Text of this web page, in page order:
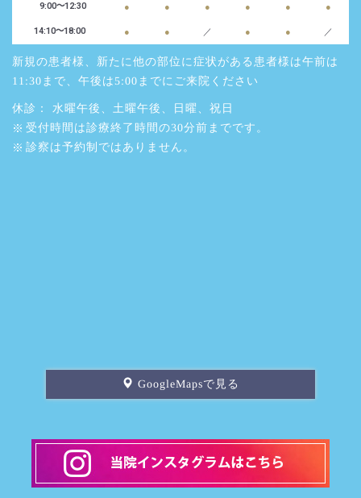
9:00～12:30 ● ● ● ● ● ●
14:10〜18:00 ● ● ／ ● ● ／
新規の患者様、新たに他の部位に症状がある患者様は午前は
11:30まで、午後は5:00までにご来院ください
休診： 水曜午後、土曜午後、日曜、祝日
受付時間は診療終了時間の30分前までです。
診察は予約制ではありません。
GoogleMapsで見る